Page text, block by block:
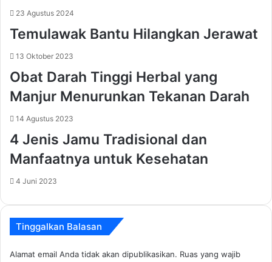
23 Agustus 2024
Temulawak Bantu Hilangkan Jerawat
13 Oktober 2023
Obat Darah Tinggi Herbal yang
Manjur Menurunkan Tekanan Darah
14 Agustus 2023
4 Jenis Jamu Tradisional dan
Manfaatnya untuk Kesehatan
4 Juni 2023
Tinggalkan Balasan
Alamat email Anda tidak akan dipublikasikan. Ruas yang wajib